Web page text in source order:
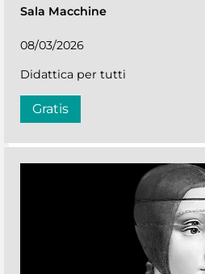
Sala Macchine
08/03/2026
Didattica per tutti
Gratis